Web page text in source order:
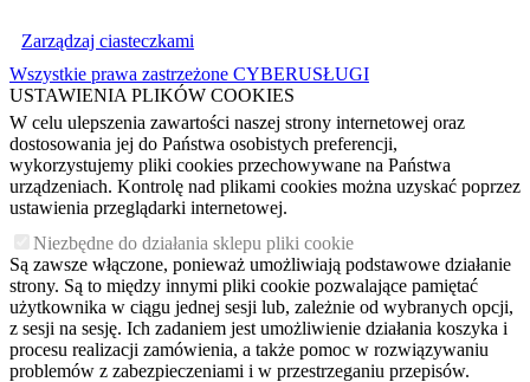
Zarządzaj ciasteczkami
Wszystkie prawa zastrzeżone CYBERUSŁUGI
USTAWIENIA PLIKÓW COOKIES
W celu ulepszenia zawartości naszej strony internetowej oraz
dostosowania jej do Państwa osobistych preferencji,
wykorzystujemy pliki cookies przechowywane na Państwa
urządzeniach. Kontrolę nad plikami cookies można uzyskać poprzez
ustawienia przeglądarki internetowej.
Niezbędne do działania sklepu pliki cookie
Są zawsze włączone, ponieważ umożliwiają podstawowe działanie
strony. Są to między innymi pliki cookie pozwalające pamiętać
użytkownika w ciągu jednej sesji lub, zależnie od wybranych opcji,
z sesji na sesję. Ich zadaniem jest umożliwienie działania koszyka i
procesu realizacji zamówienia, a także pomoc w rozwiązywaniu
problemów z zabezpieczeniami i w przestrzeganiu przepisów.